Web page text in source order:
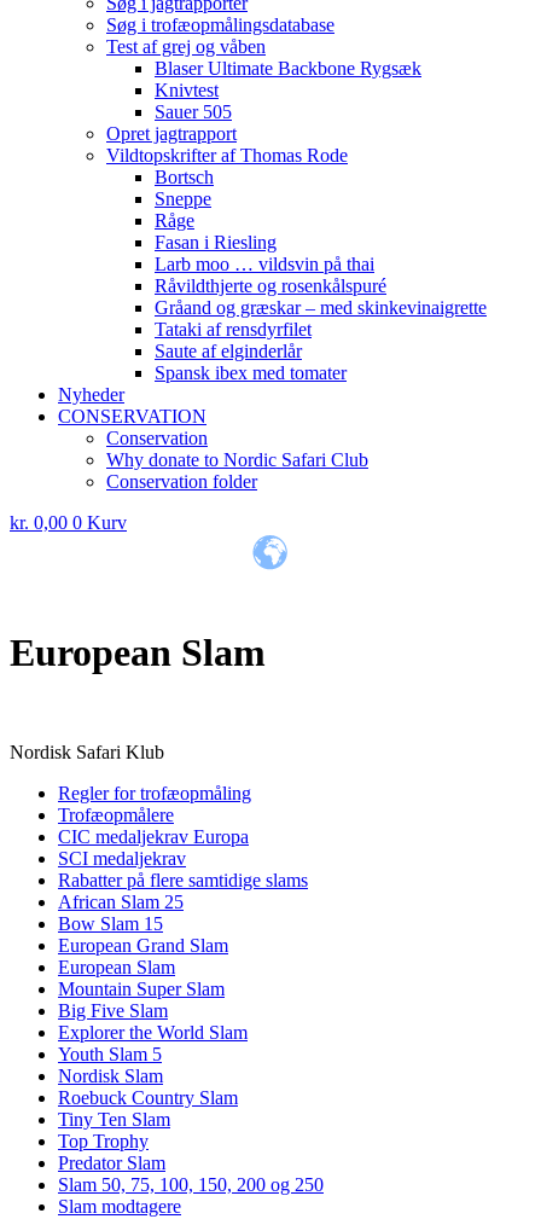
Søg i trofæopmålingsdatabase
Test af grej og våben
Blaser Ultimate Backbone Rygsæk
Knivtest
Sauer 505
Opret jagtrapport
Vildtopskrifter af Thomas Rode
Bortsch
Sneppe
Råge
Fasan i Riesling
Larb moo … vildsvin på thai
Råvildthjerte og rosenkålspuré
Gråand og græskar – med skinkevinaigrette
Tataki af rensdyrfilet
Saute af elginderlår
Spansk ibex med tomater
Nyheder
CONSERVATION
Conservation
Why donate to Nordic Safari Club
Conservation folder
kr. 0,00 0 Kurv
European Slam
Nordisk Safari Klub
Regler for trofæopmåling
Trofæopmålere
CIC medaljekrav Europa
SCI medaljekrav
Rabatter på flere samtidige slams
African Slam 25
Bow Slam 15
European Grand Slam
European Slam
Mountain Super Slam
Big Five Slam
Explorer the World Slam
Youth Slam 5
Nordisk Slam
Roebuck Country Slam
Tiny Ten Slam
Top Trophy
Predator Slam
Slam 50, 75, 100, 150, 200 og 250
Slam modtagere